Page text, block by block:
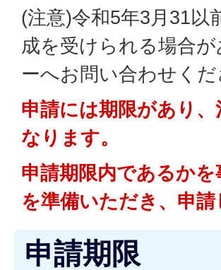
(注意)令和5年3月31以
成を受けられる場合
ーへお問い合わせくだ
申請には期限があり
なります。
申請期限内であるか
を準備いただき、申
申請期限